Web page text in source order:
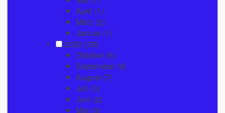
April (1)
März (2)
Januar (1)
2020 (39)
Oktober (6)
September (9)
August (7)
Juli (3)
Juni (2)
Mai (3)